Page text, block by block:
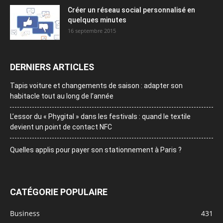
Créer un réseau social personnalisé en
quelques minutes
16 septembre 2015
DERNIERS ARTICLES
Tapis voiture et changements de saison : adapter son
habitacle tout au long de l’année
L’essor du « Phygital » dans les festivals : quand le textile
devient un point de contact NFC
Quelles applis pour payer son stationnement à Paris ?
CATÉGORIE POPULAIRE
Business 431